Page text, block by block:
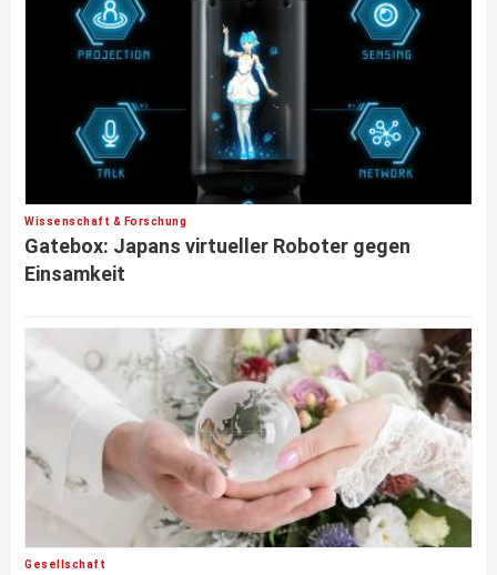
Wissenschaft & Forschung
Gatebox: Japans virtueller Roboter gegen
Einsamkeit
Gesellschaft